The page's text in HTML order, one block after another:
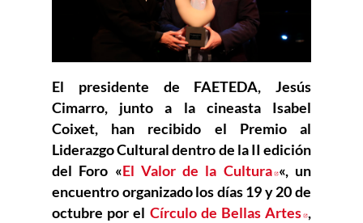
El presidente de FAETEDA, Jesús
Cimarro, junto a la cineasta Isabel
Coixet, han recibido el Premio al
Liderazgo Cultural dentro de la II edición
del Foro «El Valor de la Cultura Abre en
«, un
encuentro organizado los días 19 y 20 de
octubre por el Círculo de Bellas Artes Abre en
,